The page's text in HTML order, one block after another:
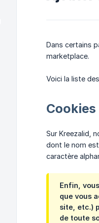
Dans certains
marketplace.
Voici la liste
Sur Kreezalid,
dont le nom
caractère
Enfin,
que vous
site, etc.)
de toute